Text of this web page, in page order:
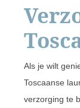
Als je wilt
Toscaanse
verzorging te